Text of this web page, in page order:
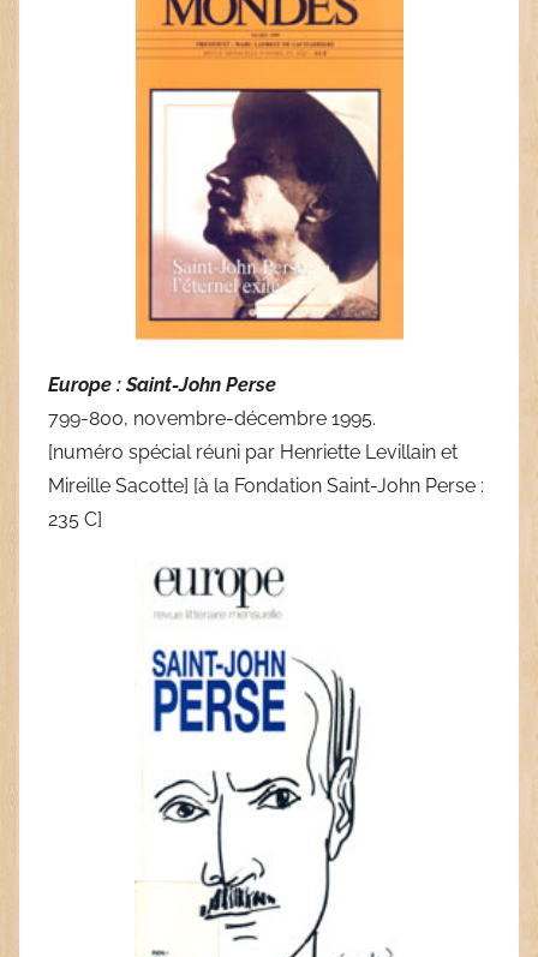
Europe : Saint-John Perse
799-800, novembre-décembre 1995.
[numéro spécial réuni par Henriette Levillain et
Mireille Sacotte] [à la Fondation Saint-John Perse :
235 C]